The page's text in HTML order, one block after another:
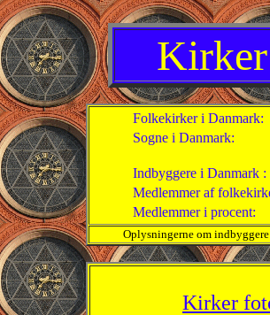
Folkekirker i Danmark:
Sogne i Danmark:
Indbyggere i Danmark :
Medlemmer af
Medlemmer i procent:
Oplysningerne om
Kirker